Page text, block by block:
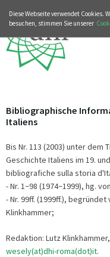
Diese Webseite verwendet Cookies.
besuchen, stimmen Sie unserer
Bibliographische
Italiens
Bis Nr. 113 (2003) unter
Geschichte Italiens im 19.
bibliografiche sulla storia
- Nr. 1 –98 (1974–1999), hg.
- Nr. 99ff. (1999ff.),
Klinkhammer;
Redaktion: Lutz
wesely(at)dhi-roma(dot)it.